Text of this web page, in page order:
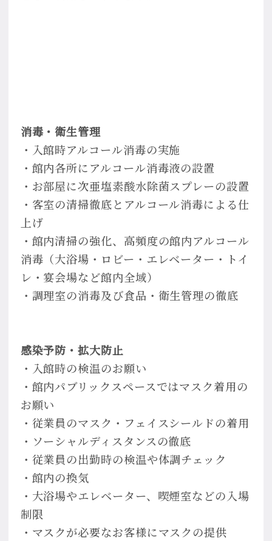
消毒・衛生管理
・入館時アルコール消毒の実施
・館内各所にアルコール消毒液の設置
・お部屋に次亜塩素酸水除菌スプレーの設置
・客室の清掃徹底とアルコール消毒による仕
上げ
・館内清掃の強化、高頻度の館内アルコール
消毒（大浴場・ロビー・エレベーター・トイ
レ・宴会場など館内全域）
・調理室の消毒及び食品・衛生管理の徹底
感染予防・拡大防止
・入館時の検温のお願い
・館内パブリックスペースではマスク着用の
お願い
・従業員のマスク・フェイスシールドの着用
・ソーシャルディスタンスの徹底
・従業員の出勤時の検温や体調チェック
・館内の換気
・大浴場やエレベーター、喫煙室などの入場
制限
・マスクが必要なお客様にマスクの提供